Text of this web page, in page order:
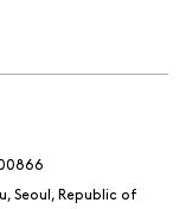
00866
Seoul, Republic of